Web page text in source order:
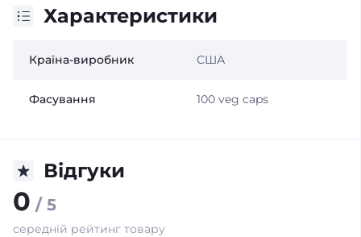
Характеристики
Країна-виробник США
Фасування 100 veg caps
Відгуки
0 / 5
середній рейтинг товару